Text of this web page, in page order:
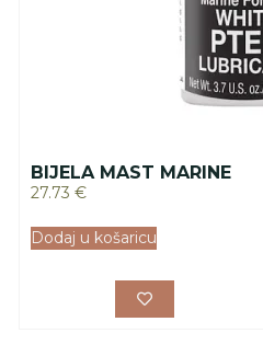
BIJELA MAST MARINE
27.73 €
Dodaj u košaricu